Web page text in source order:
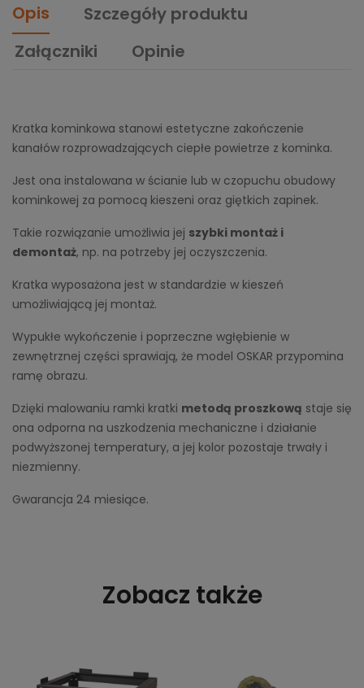
Opis
Szczegóły produktu
Załączniki
Opinie
Kratka kominkowa stanowi estetyczne zakończenie
kanałów rozprowadzających ciepłe powietrze z kominka.
Jest ona instalowana w ścianie lub w czopuchu obudowy
kominkowej za pomocą kieszeni oraz giętkich zapinek.
Takie rozwiązanie umożliwia jej szybki montaż i
demontaż, np. na potrzeby jej oczyszczenia.
Kratka wyposażona jest w standardzie w kieszeń
umożliwiającą jej montaż.
Wypukłe wykończenie i poprzeczne wgłębienie w
zewnętrznej części sprawiają, że model OSKAR przypomina
ramę obrazu.
Dzięki malowaniu ramki kratki metodą proszkową staje się
ona odporna na uszkodzenia mechaniczne i działanie
podwyższonej temperatury, a jej kolor pozostaje trwały i
niezmienny.
Gwarancja 24 miesiące.
Zobacz także